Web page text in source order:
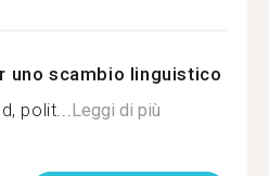
uno scambio linguistico
polit...Leggi di più